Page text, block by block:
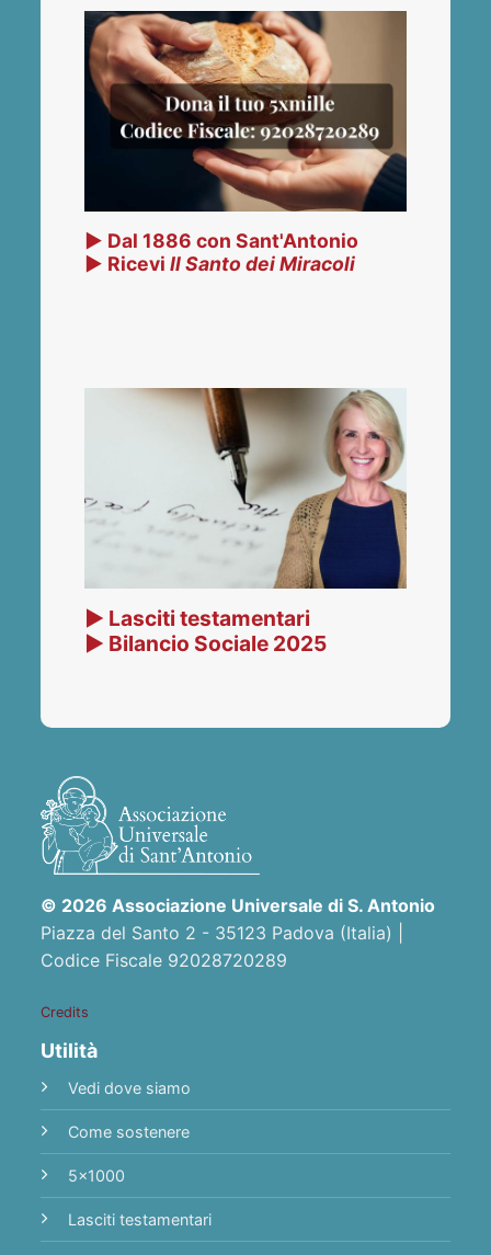
▶ Dal 1886 con Sant'Antonio
▶ RiceviIl Santo dei Miracoli
▶ Lasciti testamentari
▶ Bilancio Sociale 2025
© 2026 Associazione Universale di S. Antonio
Piazza del Santo 2 - 35123 Padova (Italia) |
Codice Fiscale 92028720289
Credits
Utilità
Vedi dove siamo
Come sostenere
5x1000
Lasciti testamentari